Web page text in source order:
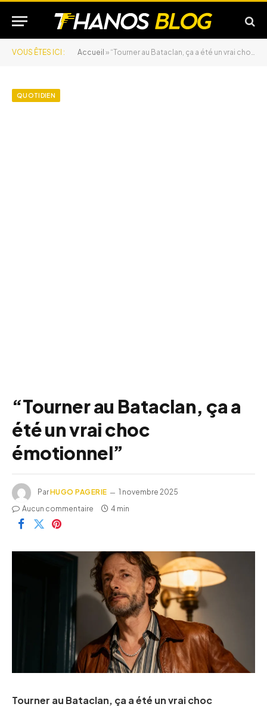
VOUS ÊTES ICI : Accueil » “Tourner au Bataclan, ça a été un vrai choc émotionnel”
QUOTIDIEN
“Tourner au Bataclan, ça a
été un vrai choc
émotionnel”
ParHUGO PAGERIE
1 novembre 2025
Aucun commentaire
4 min
Tourner au Bataclan, ça a été un vrai choc